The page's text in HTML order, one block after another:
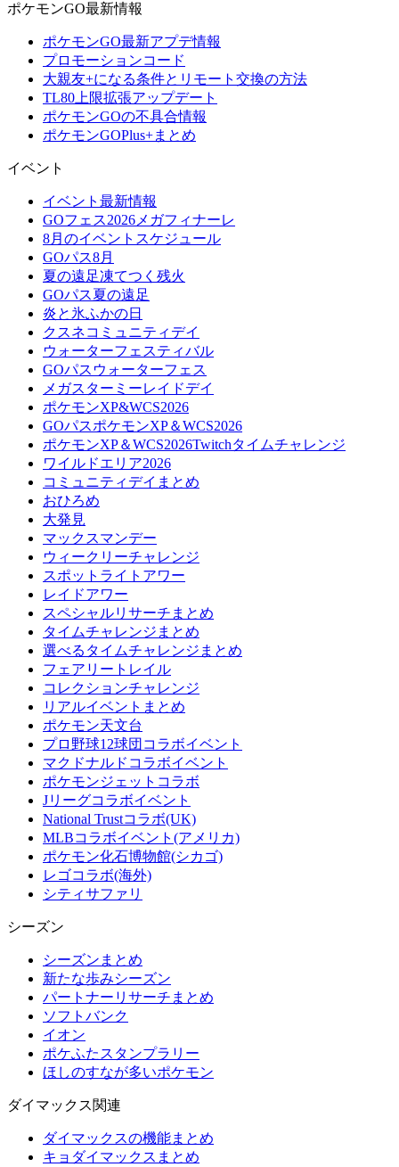
ポケモンGO最新情報
ポケモンGO最新アプデ情報
プロモーションコード
大親友+になる条件とリモート交換の方法
TL80上限拡張アップデート
ポケモンGOの不具合情報
ポケモンGOPlus+まとめ
イベント
イベント最新情報
GOフェス2026メガフィナーレ
8月のイベントスケジュール
GOパス8月
夏の遠足凍てつく残火
GOパス夏の遠足
炎と氷ふかの日
クスネコミュニティデイ
ウォーターフェスティバル
GOパスウォーターフェス
メガスターミーレイドデイ
ポケモンXP&WCS2026
GOパスポケモンXP＆WCS2026
ポケモンXP＆WCS2026Twitchタイムチャレンジ
ワイルドエリア2026
コミュニティデイまとめ
おひろめ
大発見
マックスマンデー
ウィークリーチャレンジ
スポットライトアワー
レイドアワー
スペシャルリサーチまとめ
タイムチャレンジまとめ
選べるタイムチャレンジまとめ
フェアリートレイル
コレクションチャレンジ
リアルイベントまとめ
ポケモン天文台
プロ野球12球団コラボイベント
マクドナルドコラボイベント
ポケモンジェットコラボ
Jリーグコラボイベント
National Trustコラボ(UK)
MLBコラボイベント(アメリカ)
ポケモン化石博物館(シカゴ)
レゴコラボ(海外)
シティサファリ
シーズン
シーズンまとめ
新たな歩みシーズン
パートナーリサーチまとめ
ソフトバンク
イオン
ポケふたスタンプラリー
ほしのすなが多いポケモン
ダイマックス関連
ダイマックスの機能まとめ
キョダイマックスまとめ